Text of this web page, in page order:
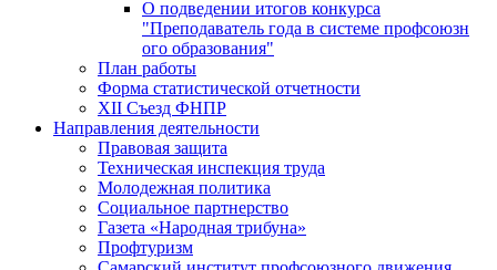
О подведении итогов конкурса
"Преподаватель года в системе профсоюзн
ого образования"
План работы
Форма статистической отчетности
XII Съезд ФНПР
Направления деятельности
Правовая защита
Техническая инспекция труда
Молодежная политика
Социальное партнерство
Газета «Народная трибуна»
Профтуризм